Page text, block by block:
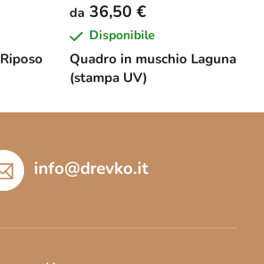
Quadro in muschio Laguna
(stampa UV)
da 36,50 €
Disponibile
info@drevko.it